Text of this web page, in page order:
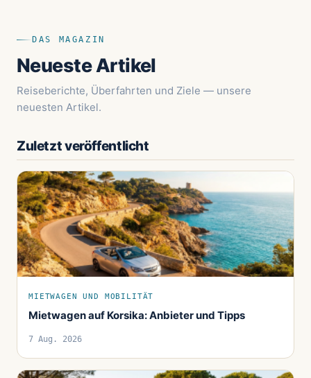
DAS MAGAZIN
Neueste Artikel
Reiseberichte, Überfahrten und Ziele — unsere
neuesten Artikel.
Zuletzt veröffentlicht
MIETWAGEN UND MOBILITÄT
Mietwagen auf Korsika: Anbieter und Tipps
7 Aug. 2026